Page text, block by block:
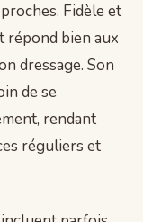
Fidèle et
répond bien aux
dressage. Son
de se
rendant
réguliers et